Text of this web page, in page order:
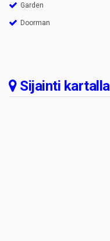
Garden
Doorman
Sijainti kartalla